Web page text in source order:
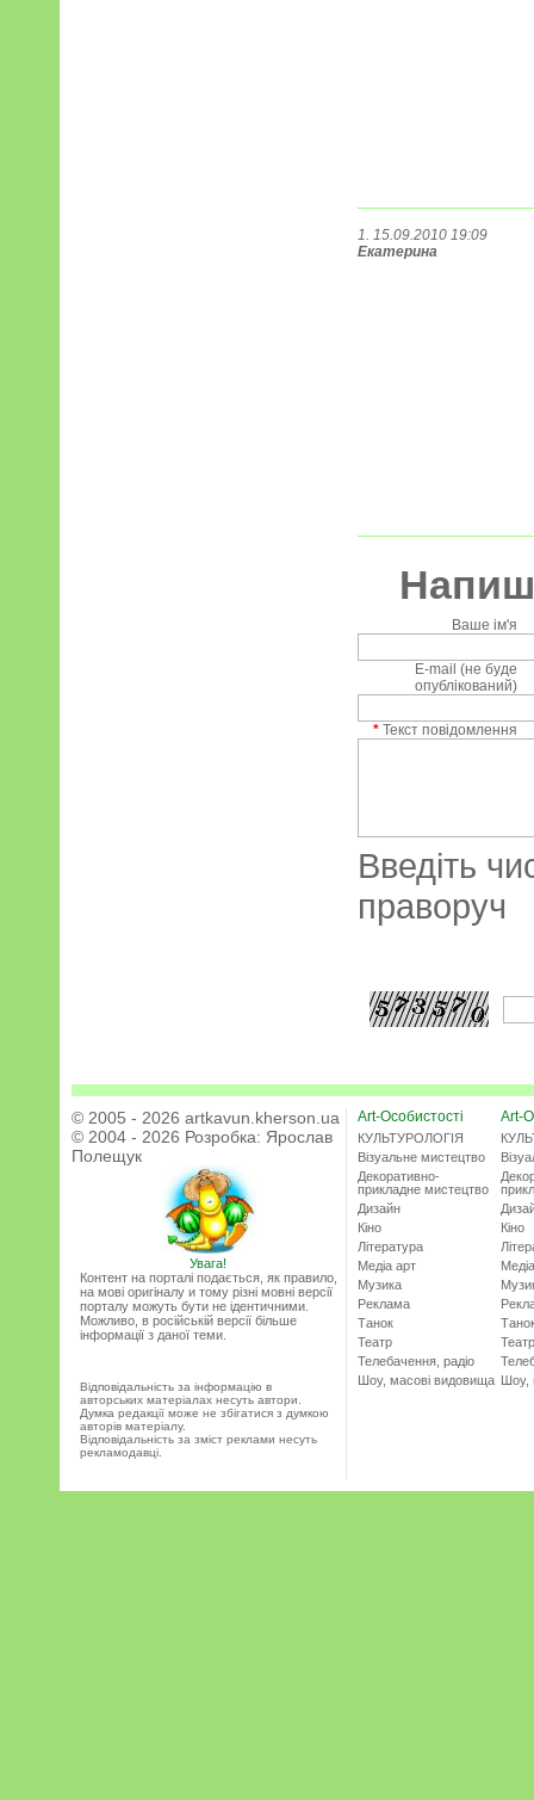
1. 15.09.2010 19:09
Екатерина
Ваше ім'я
E-mail (не буде
опублікований)
* Текст повідомлення
Введіть
праворуч
© 2005 - 2026 artkavun.kherson.ua
© 2004 - 2026 Розробка: Ярослав
Полещук
Увага!
Контент на порталі подається, як правило,
на мові оригіналу и тому різні мовні версії
порталу можуть бути не ідентичними.
Можливо, в російській версії більше
інформації з даної теми.
Відповідальність за інформацію в
авторських матеріалах несуть автори.
Думка редакції може не збігатися з думкою
авторів матеріалу.
Відповідальність за зміст реклами несуть
рекламодавці.
Art-Особистості
КУЛЬТУРОЛОГІЯ
Візуальне мистецтво
Декоративно-
прикладне мистецтво
Дизайн
Кіно
Література
Медіа арт
Музика
Реклама
Танок
Театр
Телебачення, радіо
Шоу, масові видовища
Art-
Кіно
Театр
Шоу,